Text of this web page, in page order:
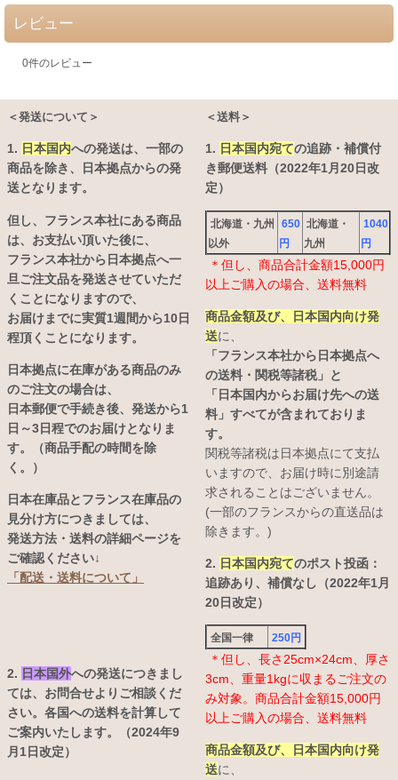
レビュー
0件のレビュー
＜発送について＞
1. 日本国内への発送は、 一部の
商品を除き、日本拠点からの発
送となります。
但し、フランス本社にある商品
は、お支払い頂いた後に、
フランス本社から日本拠点へ一
旦ご注文品を発送させていただ
くことになりますので、
お届けまでに実質1週間から10日
程頂くことになります。
日本拠点に在庫がある商品のみ
のご注文の場合は、
日本郵便で手続き後、発送から1
日～3日程でのお届けとなりま
す。（商品手配の時間を除
く。）
日本在庫品とフランス在庫品の
見分け方につきましては、
発送方法・送料の詳細ページを
ご確認ください↓
「配送・送料について」
2. 日本国外への発送につきまし
ては、お問合せよりご相談くだ
さい。各国への送料を計算して
ご案内いたします。（2024年9
月1日改定）
＜送料＞
1. 日本国内宛ての追跡・補償付
き郵便送料（2022年1月20日改
定）
北海道・九州
以外
650
円
北海道・
九州
1040
円
＊但し、商品合計金額15,000円
以上ご購入の場合、送料無料
商品金額及び、日本国内向け発
送に、
「フランス本社から日本拠点へ
の送料・関税等諸税」と
「日本国内からお届け先への送
料」すべてが含まれておりま
す。
関税等諸税は日本拠点にて支払
いますので、お届け時に別途請
求されることはございません。
(一部のフランスからの直送品は
除きます。)
2. 日本国内宛てのポスト投函：
追跡あり、補償なし（2022年1月
20日改定）
全国一律 250円
＊但し、長さ25cm×24cm、厚さ
3cm、重量1kgに収まるご注文の
み対象。商品合計金額15,000円
以上ご購入の場合、送料無料
商品金額及び、日本国内向け発
送に、